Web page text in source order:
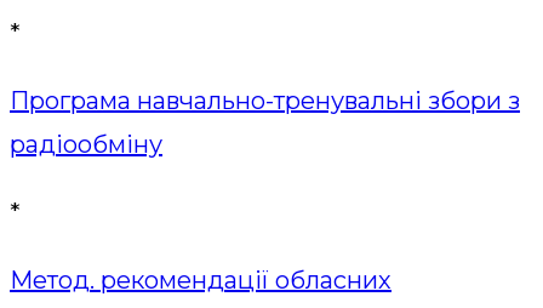
*
Програма навчально-тренувальні збори з
радіообміну
*
Метод. рекомендації обласних